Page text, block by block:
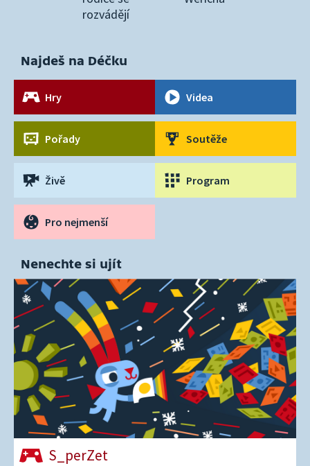
rozvádějí
Najdeš na Déčku
Hry Videa
Pořady Soutěže
Živě Program
Pro nejmenší
Nenechte si ujít
S_perZet